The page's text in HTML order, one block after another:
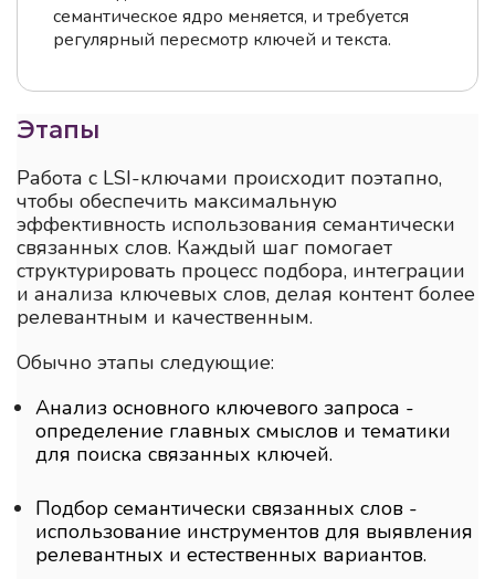
семантическое ядро меняется, и требуется
регулярный пересмотр ключей и текста.
Этапы
Работа с LSI-ключами происходит поэтапно,
чтобы обеспечить максимальную
эффективность использования семантически
связанных слов. Каждый шаг помогает
структурировать процесс подбора, интеграции
и анализа ключевых слов, делая контент более
релевантным и качественным.
Обычно этапы следующие:
Анализ основного ключевого запроса -
определение главных смыслов и тематики
для поиска связанных ключей.
Подбор семантически связанных слов -
использование инструментов для выявления
релевантных и естественных вариантов.